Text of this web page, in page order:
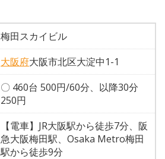
梅田スカイビル
大阪府大阪市北区大淀中1-1
〇 460台 500円/60分、以降30分
250円
【電車】JR大阪駅から徒歩7分、阪
急大阪梅田駅、Osaka Metro梅田
駅から徒歩9分